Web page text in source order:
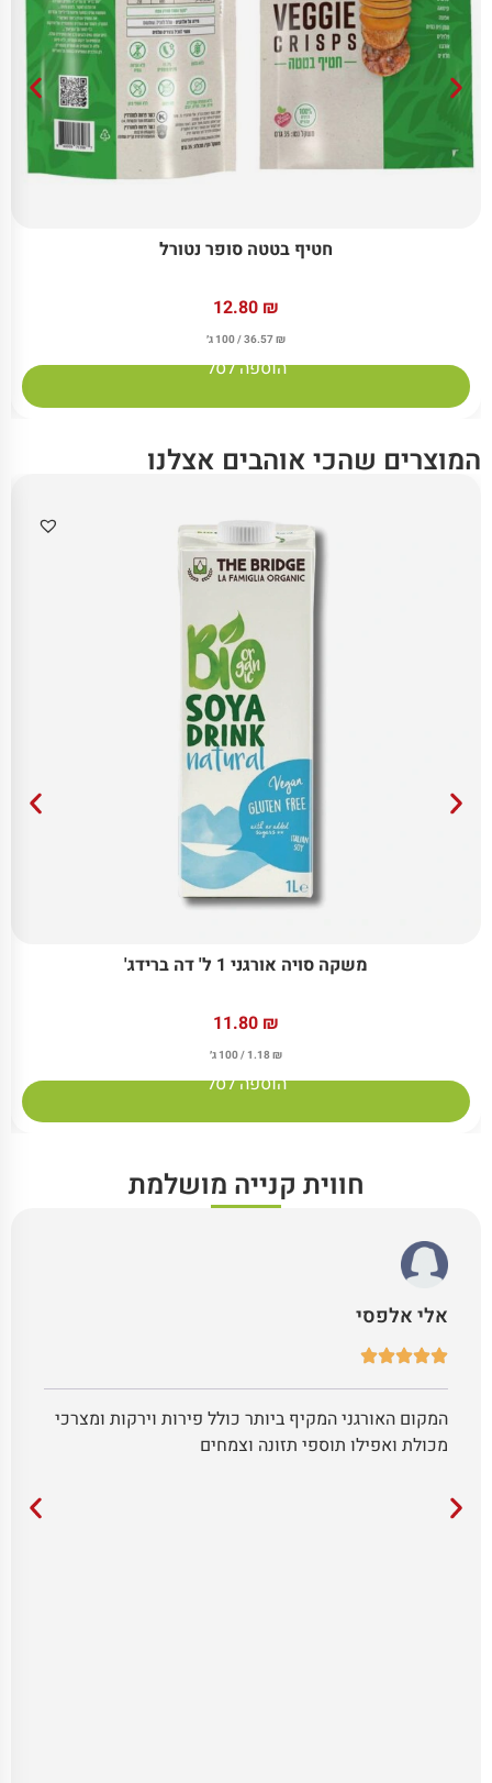
חטיף בטטה סופר נטורל
12.80 ₪
36.57₪ / 100 ג׳
הוספה לסל
המוצרים שהכי אוהבים אצלנו
משקה סויה אורגני 1 ל' דה ברידג'
11.80 ₪
1.18₪ / 100 ג׳
הוספה לסל
חווית קנייה מושלמת
אלי אלפסי
המקום האורגני המקיף ביותר כולל פירות וירקות ומצרכי
מכולת ואפילו תוספי תזונה וצמחים